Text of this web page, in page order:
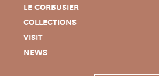
LE CORBUSIER
COLLECTIONS
VISIT
NEWS